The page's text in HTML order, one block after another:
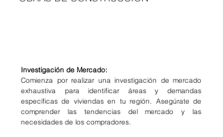
Investigación de Mercado:
Comienza por realizar una investigación de mercado
exhaustiva para identificar áreas y demandas
específicas de viviendas en tu región. Asegúrate de
comprender las tendencias del mercado y las
necesidades de los compradores.